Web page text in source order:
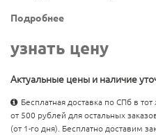
Подробнее
узнать цену
Актуальные цены и наличие
Бесплатная доставка по СПб в
от 500 рублей для остальных
(от 1-го дня). Бесплатно доставим